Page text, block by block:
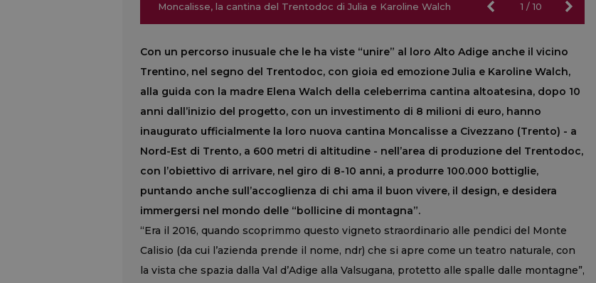
1 /10
Moncalisse, la cantina del Trentodoc di Julia e Karoline Walch
Moncalisse, la cantina del Trentodoc di Julia e Karoline Walch
Con un percorso inusuale che le ha viste “unire” al loro Alto Adige anche il vicino
Trentino, nel segno del Trentodoc, con gioia ed emozione Julia e Karoline Walch,
alla guida con la madre Elena Walch della celeberrima cantina altoatesina, dopo 10
anni dall’inizio del progetto, con un investimento di 8 milioni di euro, hanno
inaugurato ufficialmente la loro nuova cantina Moncalisse a Civezzano (Trento) - a
Nord-Est di Trento, a 600 metri di altitudine - nell’area di produzione del Trentodoc,
con l’obiettivo di arrivare, nel giro di 8-10 anni, a produrre 100.000 bottiglie,
puntando anche sull’accoglienza di chi ama il buon vivere, il design, e desidera
immergersi nel mondo delle “bollicine di montagna”.
“Era il 2016, quando scoprimmo questo vigneto straordinario alle pendici del Monte
Calisio (da cui l’azienda prende il nome, ndr) che si apre come un teatro naturale, con
la vista che spazia dalla Val d’Adige alla Valsugana, protetto alle spalle dalle montagne”,